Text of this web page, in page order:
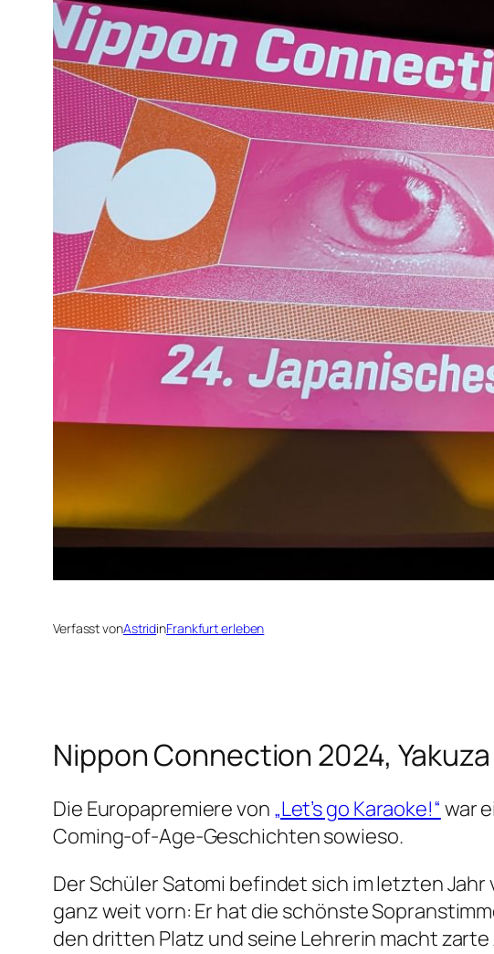
Verfasst vonAstridinFrankfurt erleben
Nippon Connection 2024,
Die Europapremiere von „Let’s go Karaoke!“ war
Coming-of-Age-Geschichten sowieso.
Der Schüler Satomi befindet sich im letzten
ganz weit vorn: Er hat die schönste
den dritten Platz und seine Lehrerin macht